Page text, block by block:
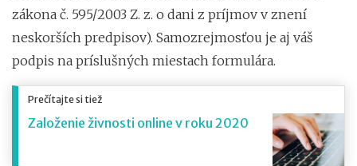
zákona č. 595/2003 Z. z. o dani z príjmov v znení
neskorších predpisov). Samozrejmosťou je aj váš
podpis na príslušných miestach formulára.
Prečítajte si tiež
Založenie živnosti online v roku 2020